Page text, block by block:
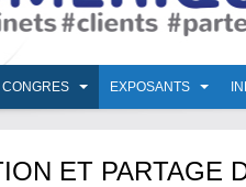
CONGRES EXPOSANTS
ET PARTAGE